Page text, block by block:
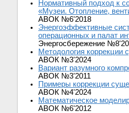
Нормативный подход к
«Музеи. Отопление,
АВОК №6'2018
Энергоэффективные
операционных и палат
Энергосбережение
Методология коррекции
АВОК №3'2024
Вариант разумного
АВОК №3'2011
Примеры коррекции
АВОК №4'2024
Математическое
АВОК №6'2012